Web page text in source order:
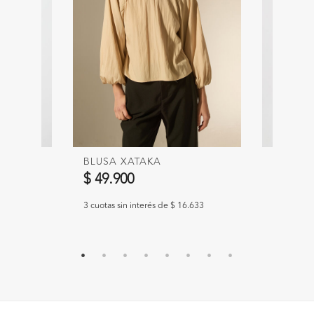
BLUSA XATAKA
$ 49.900
3 cuotas sin interés de $ 16.633